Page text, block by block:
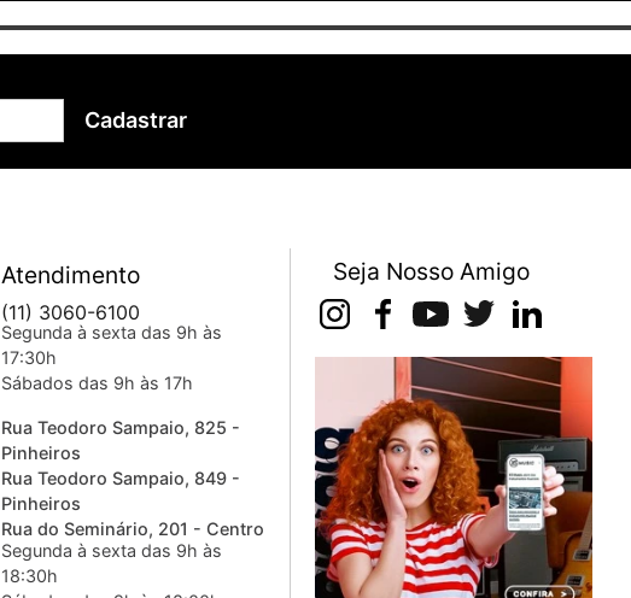
Cadastrar
Atendimento
(11) 3060-6100
Segunda à sexta das 9h às
17:30h
Sábados das 9h às 17h
Rua Teodoro Sampaio, 825 -
Pinheiros
Rua Teodoro Sampaio, 849 -
Pinheiros
Rua do Seminário, 201 - Centro
Segunda à sexta das 9h às
18:30h
Seja Nosso Amigo